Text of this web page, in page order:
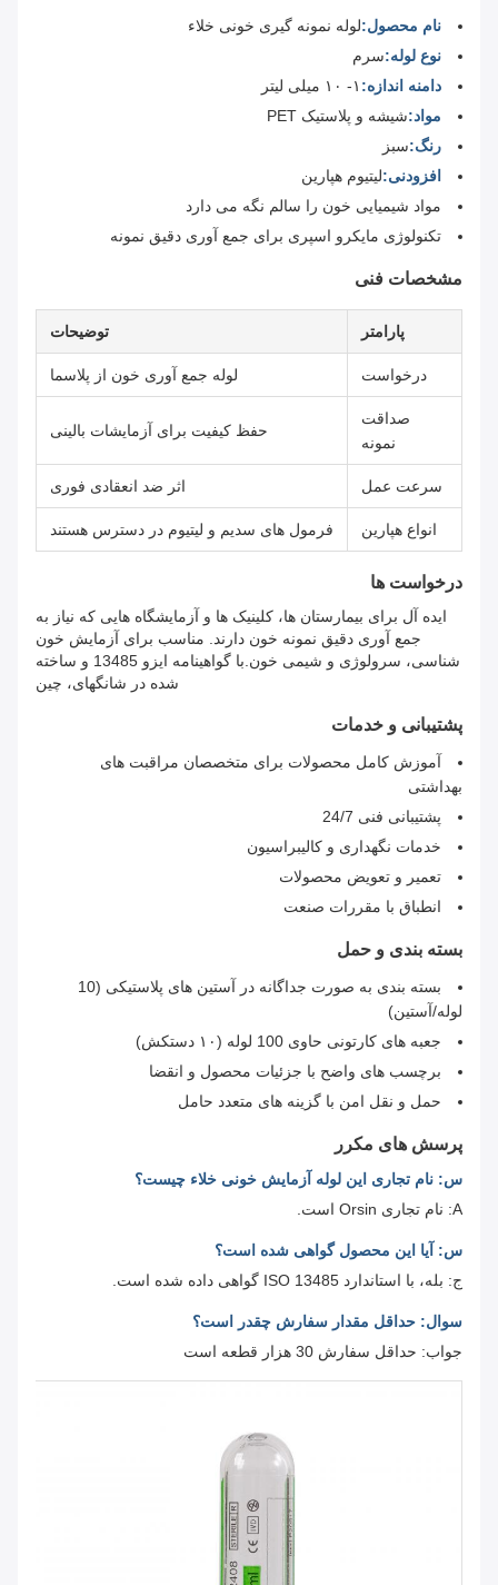
نام محصول:لوله نمونه گیری خونی خلاء
نوع لوله:سرم
دامنه اندازه: ۱- ۱۰ میلی لیتر
مواد:شیشه و پلاستیک PET
رنگ:سبز
افزودنی:لیتیوم هپارین
مواد شیمیایی خون را سالم نگه می دارد
تکنولوژی مایکرو اسپری برای جمع آوری دقیق نمونه
مشخصات فنی
پارامتر توضیحات
درخواست لوله جمع آوری خون از پلاسما
صداقت
نمونه
حفظ کیفیت برای آزمایشات بالینی
سرعت عمل اثر ضد انعقادی فوری
انواع هپارین فرمول های سدیم و لیتیوم در دسترس هستند
درخواست ها
ایده آل برای بیمارستان ها، کلینیک ها و آزمایشگاه هایی که نیاز به
جمع آوری دقیق نمونه خون دارند. مناسب برای آزمایش خون
شناسی، سرولوژی و شیمی خون.با گواهینامه ایزو 13485 و ساخته
شده در شانگهای، چین
پشتیبانی و خدمات
آموزش کامل محصولات برای متخصصان مراقبت های
بهداشتی
پشتیبانی فنی 24/7
خدمات نگهداری و کالیبراسیون
تعمیر و تعویض محصولات
انطباق با مقررات صنعت
بسته بندی و حمل
بسته بندی به صورت جداگانه در آستین های پلاستیکی (10
لوله/آستین)
جعبه های کارتونی حاوی 100 لوله (۱۰ دستکش)
برچسب های واضح با جزئیات محصول و انقضا
حمل و نقل امن با گزینه های متعدد حامل
پرسش های مکرر
س: نام تجاری این لوله آزمایش خونی خلاء چیست؟
A: نام تجاری Orsin است.
س: آیا این محصول گواهی شده است؟
ج: بله، با استاندارد ISO 13485 گواهی داده شده است.
سوال: حداقل مقدار سفارش چقدر است؟
جواب: حداقل سفارش 30 هزار قطعه است